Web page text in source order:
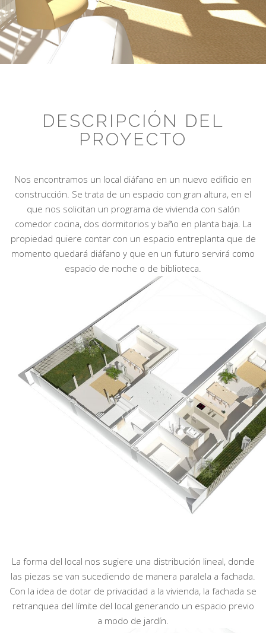
DESCRIPCIÓN DEL
PROYECTO
Nos encontramos un local diáfano en un nuevo edificio en
construcción. Se trata de un espacio con gran altura, en el
que nos solicitan un programa de vivienda con salón
comedor cocina, dos dormitorios y baño en planta baja. La
propiedad quiere contar con un espacio entreplanta que de
momento quedará diáfano y que en un futuro servirá como
espacio de noche o de biblioteca.
La forma del local nos sugiere una distribución lineal, donde
las piezas se van sucediendo de manera paralela a fachada.
Con la idea de dotar de privacidad a la vivienda, la fachada se
retranquea del límite del local generando un espacio previo
a modo de jardín.